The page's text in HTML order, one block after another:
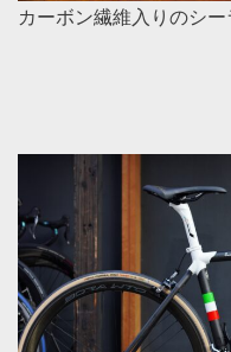
カーボン繊維入りのシー